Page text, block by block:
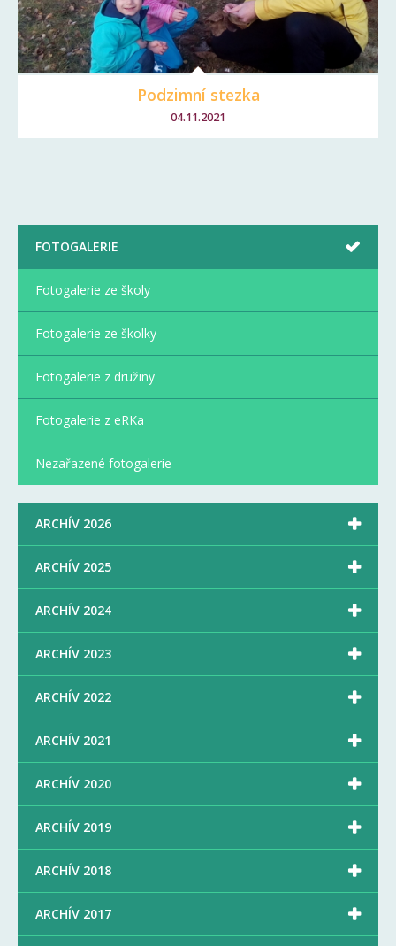
Podzimní stezka
04.11.2021
FOTOGALERIE
Fotogalerie ze školy
Fotogalerie ze školky
Fotogalerie z družiny
Fotogalerie z eRKa
Nezařazené fotogalerie
ARCHÍV 2026 
ARCHÍV 2025 
ARCHÍV 2024 
ARCHÍV 2023 
ARCHÍV 2022 
ARCHÍV 2021 
ARCHÍV 2020 
ARCHÍV 2019 
ARCHÍV 2018 
ARCHÍV 2017 